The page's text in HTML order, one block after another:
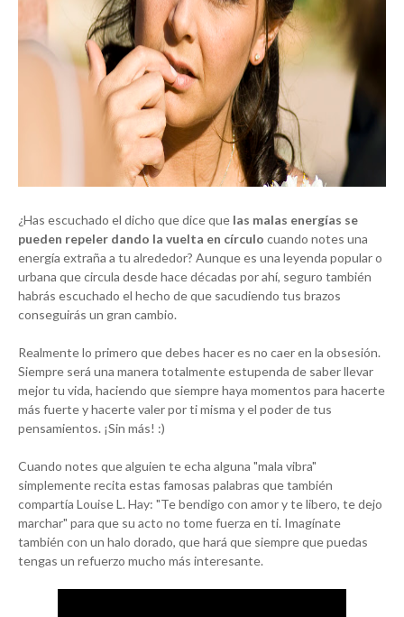
¿Has escuchado el dicho que dice que las malas energías se
pueden repeler dando la vuelta en círculo cuando notes una
energía extraña a tu alrededor? Aunque es una leyenda popular o
urbana que circula desde hace décadas por ahí, seguro también
habrás escuchado el hecho de que sacudiendo tus brazos
conseguirás un gran cambio.
Realmente lo primero que debes hacer es no caer en la obsesión.
Siempre será una manera totalmente estupenda de saber llevar
mejor tu vida, haciendo que siempre haya momentos para hacerte
más fuerte y hacerte valer por ti misma y el poder de tus
pensamientos. ¡Sin más! :)
Cuando notes que alguien te echa alguna "mala vibra"
simplemente recita estas famosas palabras que también
compartía Louise L. Hay: "Te bendigo con amor y te libero, te dejo
marchar" para que su acto no tome fuerza en ti. Imagínate
también con un halo dorado, que hará que siempre que puedas
tengas un refuerzo mucho más interesante.